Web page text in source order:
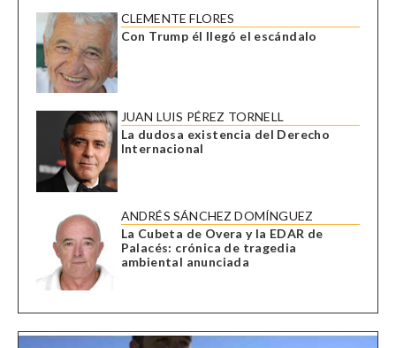
CLEMENTE FLORES
Con Trump él llegó el escándalo
JUAN LUIS PÉREZ TORNELL
La dudosa existencia del Derecho
Internacional
ANDRÉS SÁNCHEZ DOMÍNGUEZ
La Cubeta de Overa y la EDAR de
Palacés: crónica de tragedia
ambiental anunciada